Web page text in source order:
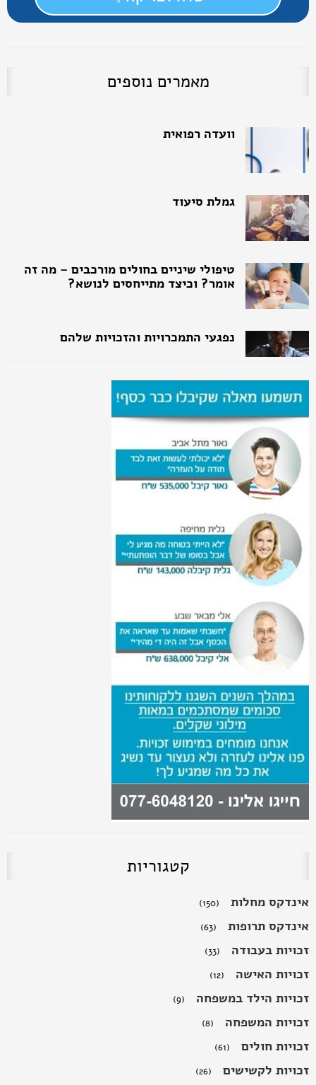
מאמרים נוספים
אומר? וכיצד מתייחסים לנושא?
זכויות לסובלים מדלקת כרונית של הקיבה
זכויות לסובלים מגלאוקומה
זכויות חולי פרקינסון
זכויות רפואיות קוצב לב - ביטוח לאומי
קטגוריות
אינדקס מחלות (150)
אינדקס תרופות (63)
זכויות בעבודה (33)
זכויות האישה (12)
זכויות הילד במשפחה (9)
זכויות המשפחה (8)
זכויות חולים (61)
זכויות לקשישים (26)